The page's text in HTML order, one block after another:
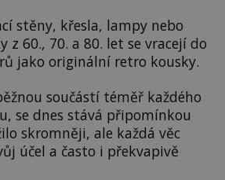
stěny, křesla, lampy nebo
z 60., 70. a 80. let se vracejí do
jako originální retro kousky.
součástí téměř každého
se dnes stává připomínkou
skromněji, ale každá věc
účel a často i překvapivě